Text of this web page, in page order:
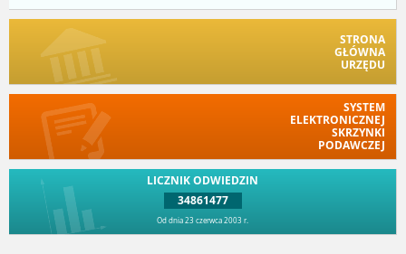
STRONA
GŁÓWNA
URZĘDU
SYSTEM
ELEKTRONICZNEJ
SKRZYNKI
PODAWCZEJ
LICZNIK ODWIEDZIN
34861477
Od dnia 23 czerwca 2003 r.